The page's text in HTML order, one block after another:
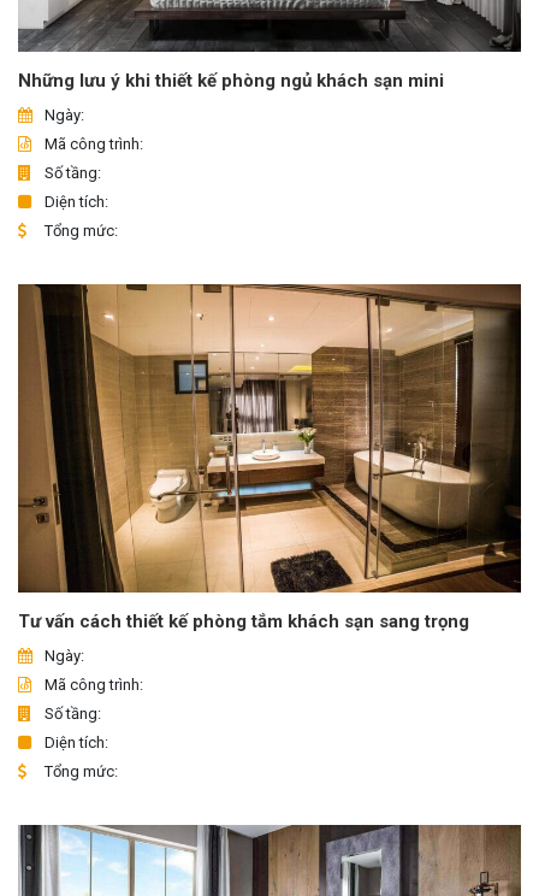
Những lưu ý khi thiết kế phòng ngủ khách sạn mini
Ngày:
Mã công trình:
Số tầng:
Diện tích:
Tổng mức:
Tư vấn cách thiết kế phòng tắm khách sạn sang trọng
Ngày:
Mã công trình:
Số tầng:
Diện tích:
Tổng mức: